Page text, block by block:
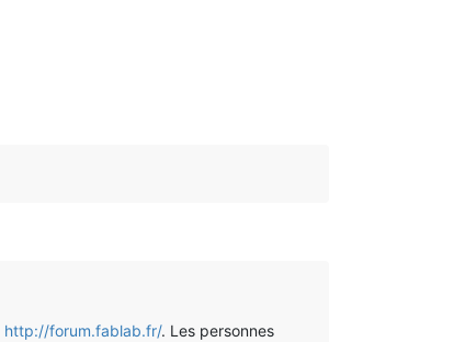
http://forum.fablab.fr/. Les personnes